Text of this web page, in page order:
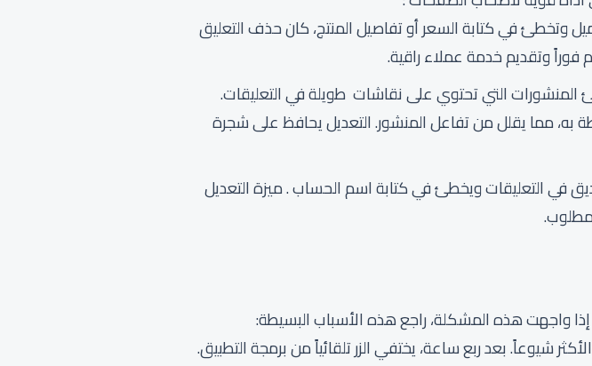
وتخطئ في كتابة السعر أو تفاصيل المنتج، كان حذف التعليق
فوراً وتقديم خدمة عملاء راقية.
المنشورات التي تحتوي على نقاشات طويلة في التعليقات.
مما يقلل من تفاعل المنشور. التعديل يحافظ على شجرة
في التعليقات ويخطئ في كتابة اسم الحساب . ميزة التعديل
واجهت هذه المشكلة، راجع هذه الأسباب البسيطة:
شيوعاً. بعد ربع ساعة، يختفي الزر تلقائياً من برمجة التطبيق.